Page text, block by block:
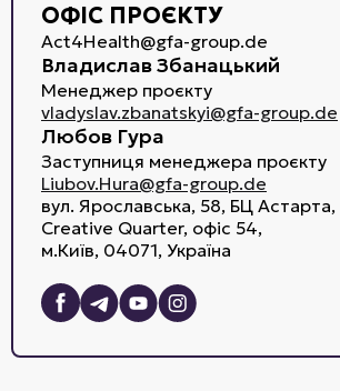
ОФІС ПРОЄКТУ
Act4Health@gfa-group.de
Владислав Збанацький
Менеджер проєкту
vladyslav.zbanatskyi@gfa-group.de
Любов Гура
Заступниця менеджера проєкту
Liubov.Hura@gfa-group.de
вул. Ярославська, 58, БЦ Астарта,
Creative Quarter, офіс 54,
м.Київ, 04071, Україна